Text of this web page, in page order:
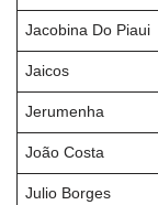
Jacobina Do Piaui
Jaicos
Jerumenha
João Costa
Julio Borges